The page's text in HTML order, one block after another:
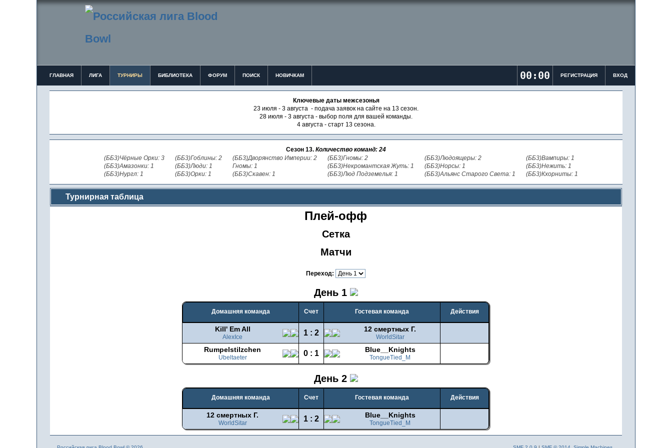
ГЛАВНАЯ ЛИГА ТУРНИРЫ БИБЛИОТЕКА ФОРУМ ПОИСК НОВИЧКАМ 00:00 РЕГИСТРАЦИЯ ВХОД
Ключевые даты межсезонья
23 июля - 3 августа - подача заявок на сайте на 13 сезон.
28 июля - 3 августа - выбор поля для вашей команды.
4 августа - старт 13 сезона.
Сезон 13. Количество команд: 24
(ББ3)Чёрные Орки: 3
(ББ3)Амазонки: 1
(ББ3)Нургл: 1
(ББ3)Гоблины: 2
(ББ3)Люди: 1
(ББ3)Орки: 1
(ББ3)Дворянство Империи: 2
Гномы: 1
(ББ3)Скавен: 1
(ББ3)Гномы: 2
(ББ3)Некромантская Жуть: 1
(ББ3)Люд Подземелья: 1
(ББ3)Людоящеры: 2
(ББ3)Норсы: 1
(ББ3)Альянс Старого Света: 1
(ББ3)Вампиры: 1
(ББ3)Нежить: 1
(ББ3)Кхорниты: 1
Турнирная таблица
Плей-офф
Сетка
Матчи
Переход:
День 1
Домашняя команда Счет Гостевая команда Действия
Kill' Em All
AlexIce 1 : 2 12 смертных Г.
WorldSitar
Rumpelstilzchen
Ubeltaeter 0 : 1 Blue__Knights
TongueTied_M
День 2
Домашняя команда Счет Гостевая команда Действия
12 смертных Г.
WorldSitar 1 : 2 Blue__Knights
TongueTied_M